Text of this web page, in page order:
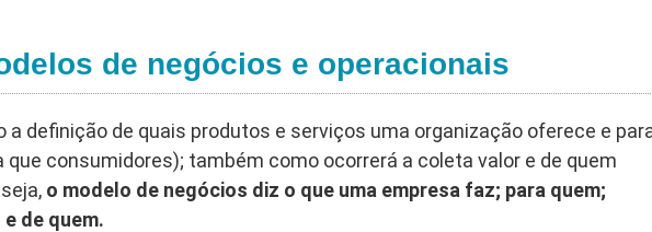
de negócios e operacionais
a definição de quais produtos e serviços uma organização oferece e
que consumidores); também como ocorrerá a coleta valor e de quem
o modelo de negócios diz o que uma empresa faz; para quem;
de quem.